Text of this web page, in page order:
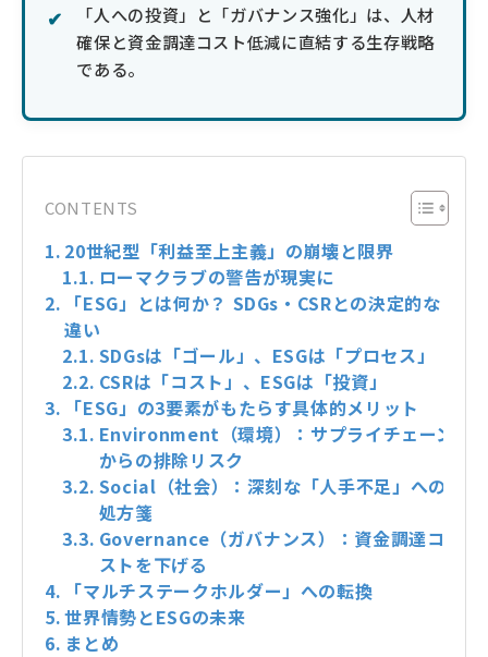
「人への投資」と「ガバナンス強化」は、人材
確保と資金調達コスト低減に直結する生存戦略
である。
CONTENTS
20世紀型「利益至上主義」の崩壊と限界
ローマクラブの警告が現実に
「ESG」とは何か？ SDGs・CSRとの決定的な
違い
SDGsは「ゴール」、ESGは「プロセス」
CSRは「コスト」、ESGは「投資」
「ESG」の3要素がもたらす具体的メリット
Environment（環境）：サプライチェーン
からの排除リスク
Social（社会）：深刻な「人手不足」への
処方箋
Governance（ガバナンス）：資金調達コ
ストを下げる
「マルチステークホルダー」への転換
世界情勢とESGの未来
まとめ